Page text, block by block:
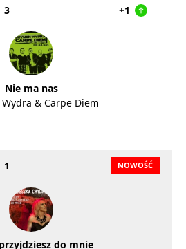
3 +1
Nie ma nas
& Carpe Diem
1
do mnie